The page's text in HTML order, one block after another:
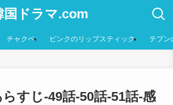
国ドラマ.com
チャクペ ピンクのリップスティック テプン
すじ-49話-50話-51話-感